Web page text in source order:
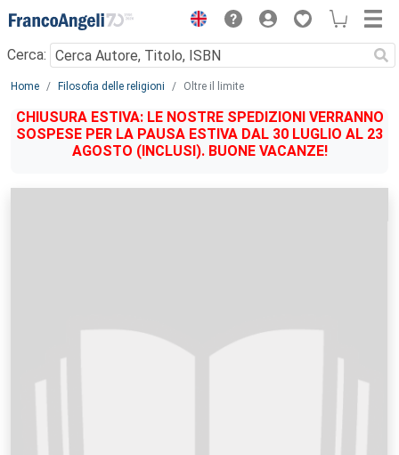
Menu
Cerca:
Main content
Home Filosofia delle religioni Oltre il limite
CHIUSURA ESTIVA: LE NOSTRE SPEDIZIONI VERRANNO
SOSPESE PER LA PAUSA ESTIVA DAL 30 LUGLIO AL 23
AGOSTO (INCLUSI). BUONE VACANZE!